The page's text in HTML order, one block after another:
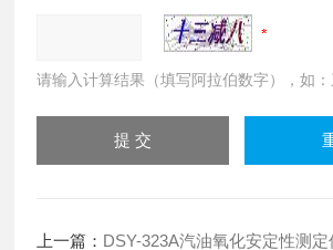
请输入计算结果（填写阿拉伯数字），如
上一篇： DSY-323A汽油氧化安定性测定